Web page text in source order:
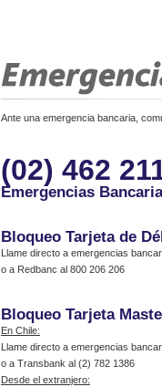
Ante una emergencia bancaria,
(02) 462
Emergencias
Bloqueo Tarjeta de
Llame directo a emergencias
o a Redbanc al 800 206 206
Bloqueo Tarjeta
En Chile:
Llame directo a emergencias
o a Transbank al (2) 782 1386
Desde el extranjero: